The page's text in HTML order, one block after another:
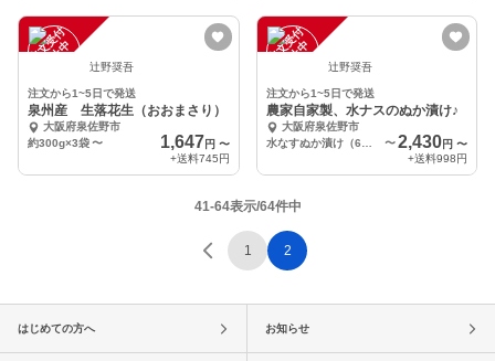
注
文
受
付
停
止
中 辻野奨吾
注文から1~5日で発送
泉州産 生落花生（おおまさり）
大阪府泉佐野市
約300g×3袋〜 1,647 円 〜
+送料745円
注
文
受
付
停
止
中 辻野奨吾
注文から1~5日で発送
農家自家製、水ナスのぬか漬け♪
大阪府泉佐野市
〜2,430円 〜
+送料998円
41-64表示/64件中
1 2
はじめての方へ お知らせ